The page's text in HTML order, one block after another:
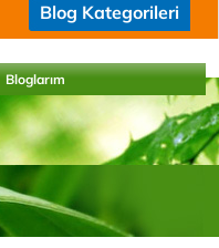
Blog Kategorileri
Bloglarım